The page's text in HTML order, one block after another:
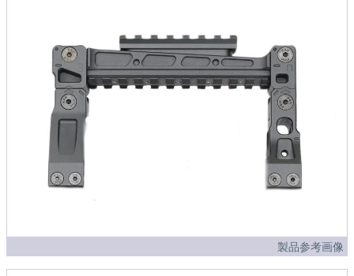
製品参考画像